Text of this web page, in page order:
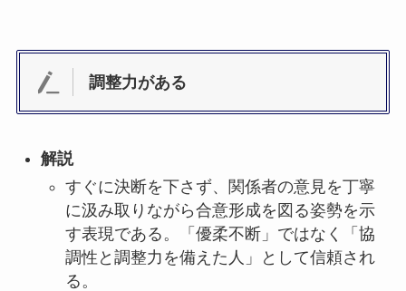
調整力がある
解説
すぐに決断を下さず、関係者の意見を丁寧
に汲み取りながら合意形成を図る姿勢を示
す表現である。「優柔不断」ではなく「協
調性と調整力を備えた人」として信頼され
る。